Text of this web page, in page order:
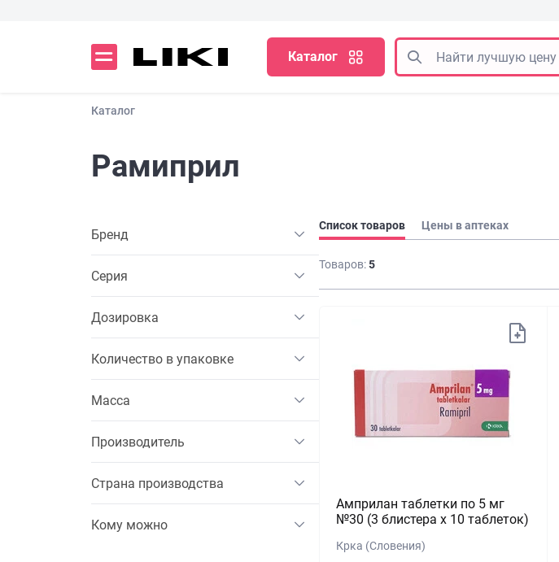
Каталог
Каталог
Рамиприл
Бренд
Серия
Дозировка
Количество в упаковке
Масса
Производитель
Страна производства
Кому можно
Список товаров Цены в аптеках
Товаров:5
Амприлан таблетки по 5 мг
№30 (3 блистера х 10 таблеток)
Крка (Словения)